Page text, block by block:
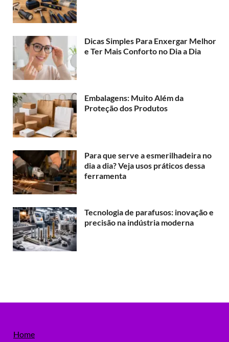
Dicas Simples Para Enxergar Melhor
e Ter Mais Conforto no Dia a Dia
Embalagens: Muito Além da
Proteção dos Produtos
Para que serve a esmerilhadeira no
dia a dia? Veja usos práticos dessa
ferramenta
Tecnologia de parafusos: inovação e
precisão na indústria moderna
Home